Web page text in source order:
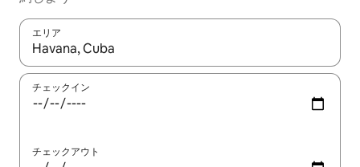
エリア
検索結果が表示されたら、上下の矢印キーを使って移動するか
チェックイン
チェックアウト